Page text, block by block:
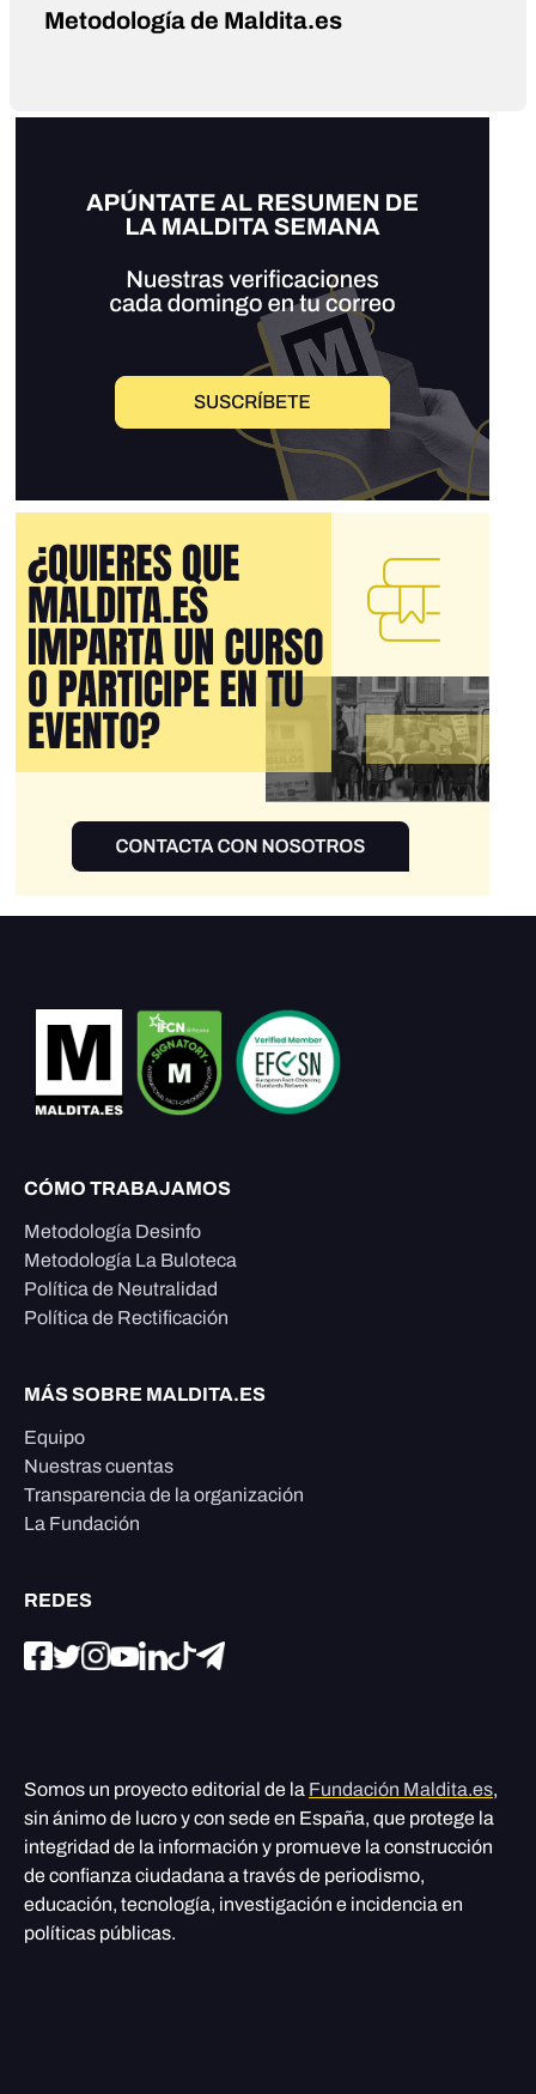
Metodología de Maldita.es
CÓMO TRABAJAMOS
Metodología Desinfo
Metodología La Buloteca
Política de Neutralidad
Política de Rectificación
MÁS SOBRE MALDITA.ES
Equipo
Nuestras cuentas
Transparencia de la organización
La Fundación
REDES
Somos un proyecto editorial de la Fundación Maldita.es,
sin ánimo de lucro y con sede en España, que protege la
integridad de la información y promueve la construcción
de confianza ciudadana a través de periodismo,
educación, tecnología, investigación e incidencia en
políticas públicas.